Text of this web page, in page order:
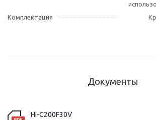
Комплектация
Документы
HI-C200F30V